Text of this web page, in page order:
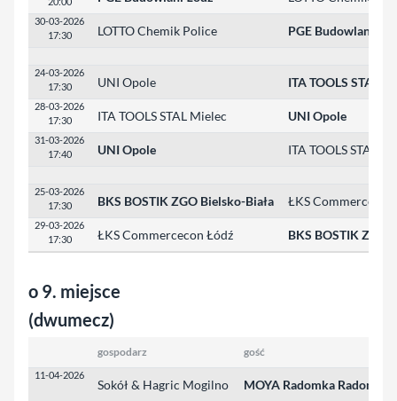
30-03-2026
17:30
LOTTO Chemik Police PGE Budowlani
24-03-2026
17:30
UNI Opole ITA TOOLS STAL
28-03-2026
17:30
ITA TOOLS STAL Mielec UNI Opole
31-03-2026
17:40
UNI Opole ITA TOOLS STAL
25-03-2026
17:30
BKS BOSTIK ZGO Bielsko-Biała ŁKS Commercecon
29-03-2026
17:30
ŁKS Commercecon Łódź BKS BOSTIK ZGO
o 9. miejsce
(dwumecz)
gospodarz gość
11-04-2026
Sokół & Hagric Mogilno MOYA Radomka Radom